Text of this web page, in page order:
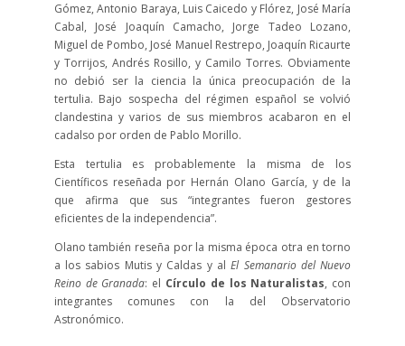
Gómez, Antonio Baraya, Luis Caicedo y Flórez, José María
Cabal, José Joaquín Camacho, Jorge Tadeo Lozano,
Miguel de Pombo, José Manuel Restrepo, Joaquín Ricaurte
y Torrijos, Andrés Rosillo, y Camilo Torres. Obviamente
no debió ser la ciencia la única preocupación de la
tertulia. Bajo sospecha del régimen español se volvió
clandestina y varios de sus miembros acabaron en el
cadalso por orden de Pablo Morillo.
Esta tertulia es probablemente la misma de los
Científicos reseñada por Hernán Olano García, y de la
que afirma que sus “integrantes fueron gestores
eficientes de la independencia”.
Olano también reseña por la misma época otra en torno
a los sabios Mutis y Caldas y alEl Semanario del Nuevo
Reino de Granada: el Círculo de los Naturalistas, con
integrantes comunes con la del Observatorio
Astronómico.